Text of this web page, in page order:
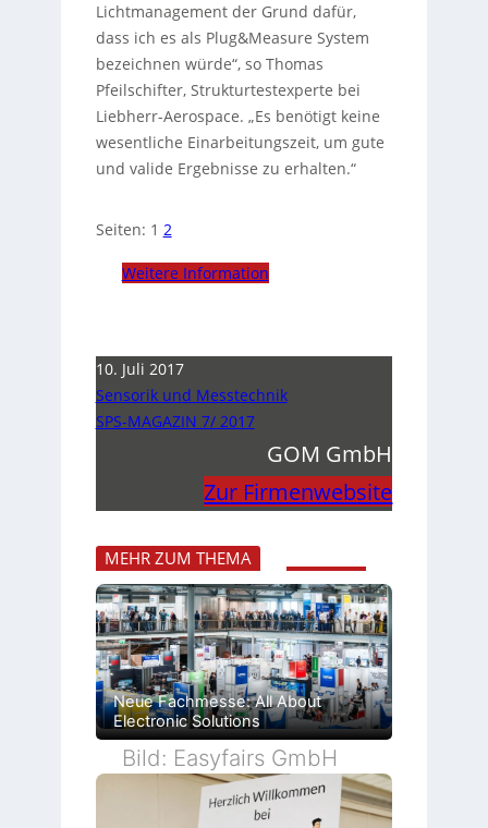
Lichtmanagement der Grund dafür,
dass ich es als Plug&Measure System
bezeichnen würde“, so Thomas
Pfeilschifter, Strukturtestexperte bei
Liebherr-Aerospace. „Es benötigt keine
wesentliche Einarbeitungszeit, um gute
und valide Ergebnisse zu erhalten.“
Seiten: 1 2
Weitere Information
10. Juli 2017
Sensorik und Messtechnik
SPS-MAGAZIN 7/ 2017
GOM GmbH
Zur Firmenwebsite
MEHR ZUM THEMA
Neue Fachmesse: All About
Electronic Solutions
Bild: Easyfairs GmbH